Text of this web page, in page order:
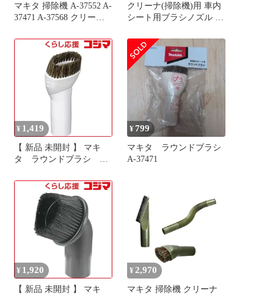
マキタ 掃除機 A-37552 A-
37471 A-37568 クリーナ
点セット 棚ブラシ ラウ
ンドブラシ フレキシブル
ホース アイボリー makita
CL100D CL102D CL072D
CL105D CL105DWN CL1
クリーナ(掃除機)用 車内
シート用ブラシノズル マ
¥ 1,419
【 新品 未開封 】 マキ
タ ラウンドブラシ
¥799
マキタ ラウンドブラシ
A-37471
¥ 1,920
【 新品 未開封 】 マキ
¥ 2,970
マキタ 掃除機 クリーナ